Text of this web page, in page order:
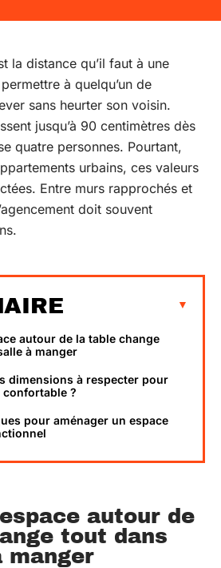
la distance qu’il faut à une
à quelqu’un de
sans heurter son voisin.
jusqu’à 90 centimètres dès
quatre personnes. Pourtant,
urbains, ces valeurs
Entre murs rapprochés et
doit souvent
autour de la table change
à manger
dimensions à respecter pour
?
pour aménager un espace
autour de
tout dans
manger